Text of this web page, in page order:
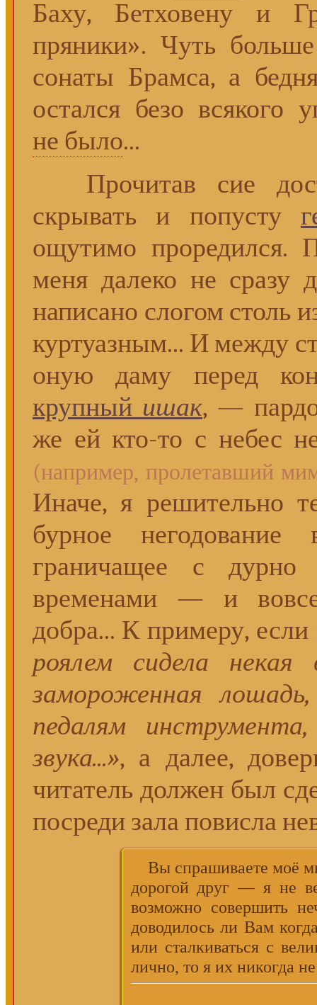
Баху, Бетховену и
пряники». Чуть
сонаты Брамса, а
остался безо всякого
не было...
Прочитав сие
скрывать и попусту
ощутимо проредился.
меня далеко не сразу
написано слогом
куртуазным... И между
оную даму перед
крупный ишак, —
же ей кто-то с небес
(например, пролетавший
Иначе, я решительно
бурное
граничащее с дурно
временами — и
добра... К примеру,
роялем сидела
замороженная
педалям
звука...», а далее,
читатель должен был
посреди зала повисла
Вы спрашиваете моё
дорогой друг — я не
возможно совершить
доводилось ли Вам
или сталкиваться с
лично, то я их никогда